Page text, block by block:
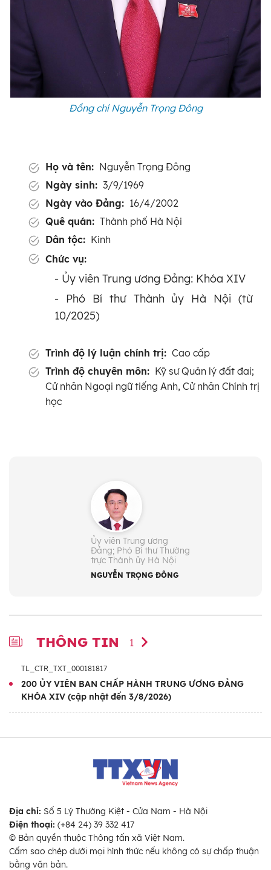
Đồng chí Nguyễn Trọng Đông
Họ và tên: Nguyễn Trọng Đông
Ngày sinh: 3/9/1969
Ngày vào Đảng: 16/4/2002
Quê quán: Thành phố Hà Nội
Dân tộc: Kinh
Chức vụ:
- Ủy viên Trung ương Đảng: Khóa XIV
- Phó Bí thư Thành ủy Hà Nội (từ
10/2025)
Trình độ lý luận chính trị: Cao cấp
Trình độ chuyên môn: Kỹ sư Quản lý đất đai;
Cử nhân Ngoại ngữ tiếng Anh, Cử nhân Chính trị
học
Ủy viên Trung ương
Đảng; Phó Bí thư Thường
trực Thành ủy Hà Nội
NGUYỄN TRỌNG ĐÔNG
THÔNG TIN 1
TL_CTR_TXT_000181817
200 ỦY VIÊN BAN CHẤP HÀNH TRUNG ƯƠNG ĐẢNG
KHÓA XIV (cập nhật đến 3/8/2026)
Địa chỉ: Số 5 Lý Thường Kiệt - Cửa Nam - Hà Nội
Điện thoại: (+84 24) 39 332 417
© Bản quyền thuộc Thông tấn xã Việt Nam.
Cấm sao chép dưới mọi hình thức nếu không có sự chấp thuận
bằng văn bản.